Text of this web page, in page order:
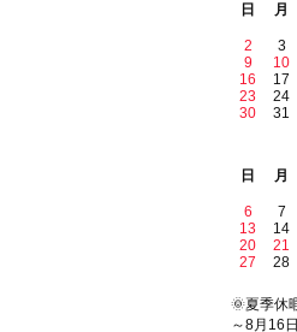
日
月
2
3
9
10
16
17
23
24
30
31
日
月
6
7
13
14
20
21
27
28
🌞夏季休
～8月16